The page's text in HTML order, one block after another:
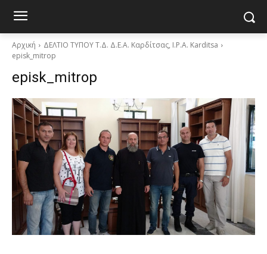
Αρχική
ΔΕΛΤΙΟ ΤΥΠΟΥ Τ.Δ. Δ.Ε.Α. Καρδίτσας, I.P.A. Karditsa
episk_mitrop
episk_mitrop